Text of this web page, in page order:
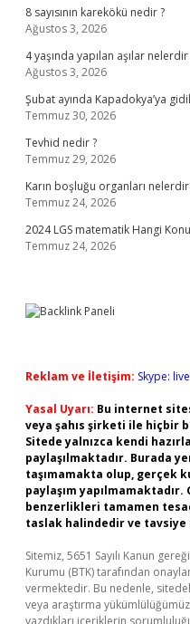
8 sayısının karekökü nedir ?
Ağustos 3, 2026
4 yaşında yapılan aşılar nelerdir
Ağustos 3, 2026
Şubat ayında Kapadokya’ya
Temmuz 30, 2026
Tevhid nedir ?
Temmuz 29, 2026
Karın boşluğu organları nelerdir
Temmuz 24, 2026
2024 LGS matematik Hangi
Temmuz 24, 2026
Reklam ve İletişim: Skype:
Yasal Uyarı: Bu internet
veya şahıs şirketi ile hiçbir
Sitede yalnızca kendi
paylaşılmaktadır. Burada
taşımamakta olup, gerçek
paylaşım
benzerlikleri tamamen
taslak halindedir ve tavsiye
Sitemiz, 5651 Sayılı Kanun
Kurumu (BTK) tarafından
vermektedir. Bu nedenle,
veya araştırma
yazdıkları içeriklerin